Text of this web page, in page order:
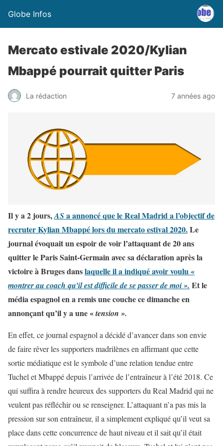
Globe Infos
Mercato estivale 2020/Kylian
Mbappé pourrait quitter Paris
La rédaction 7 années ago
Il y a 2 jours,ASa annoncé que le Real Madrid a l’objectif de
recruter Kylian Mbappé lors du mercato estival 2020.Le
journal évoquait un espoir de voir l’attaquant de 20 ans
quitter le Paris Saint-Germain avec sa déclaration après la
victoire à Bruges danslaquelle il a indiqué avoir voulu «
montrer au coach qu’il est difficile de se passer de moi ». Et le
média espagnol en a remis une couche ce dimanche en
annonçant qu’il y a une «tension ».
En effet, ce journal espagnol a décidé d’avancer dans son envie
de faire rêver les supporters madrilènes en affirmant que cette
sortie médiatique est le symbole d’une relation tendue entre
Tuchel et Mbappé depuis l’arrivée de l’entraîneur à l’été 2018. Ce
qui suffira à rendre heureux des supporters du Real Madrid qui ne
veulent pas réfléchir ou se renseigner. L’attaquant n’a pas mis la
pression sur son entraîneur, il a simplement expliqué qu’il veut sa
place dans cette concurrence de haut niveau et il sait qu’il était